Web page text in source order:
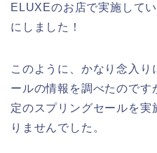
ELUXEのお店で実施して
にしました！
このように、かなり念入
ールの情報を調べたので
定のスプリングセールを実
りませんでした。